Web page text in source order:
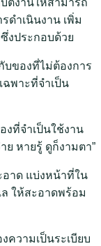
ติงานให้สามารถ
ดำเนินงาน เพิ่ม
งประกอบด้วย
บของที่ไม่ต้องการ
พาะที่จำเป็น
งที่จำเป็นใช้งาน
ย หายรู้ ดูก็งามตา”
าด แบ่งหน้าที่ใน
ให้สะอาดพร้อม
วามเป็นระเบียบ